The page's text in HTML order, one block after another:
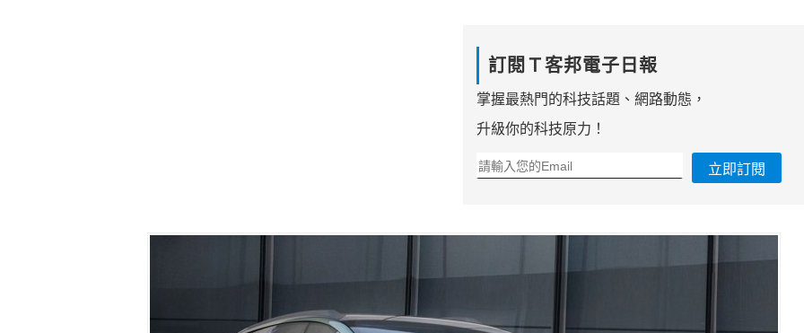
訂閱Ｔ客邦電子日報
掌握最熱門的科技話題、網路動態，
升級你的科技原力！
立即訂閱